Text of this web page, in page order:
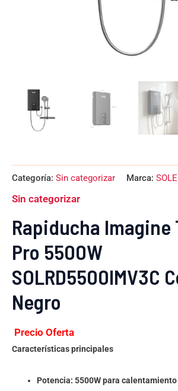
Categoría: Sin categorizar Marca: SOLE
Sin categorizar
Rapiducha Imagine
Pro 5500W
SOLRD5500IMV3C
Negro
Precio Oferta
Características principales
Potencia: 5500W para